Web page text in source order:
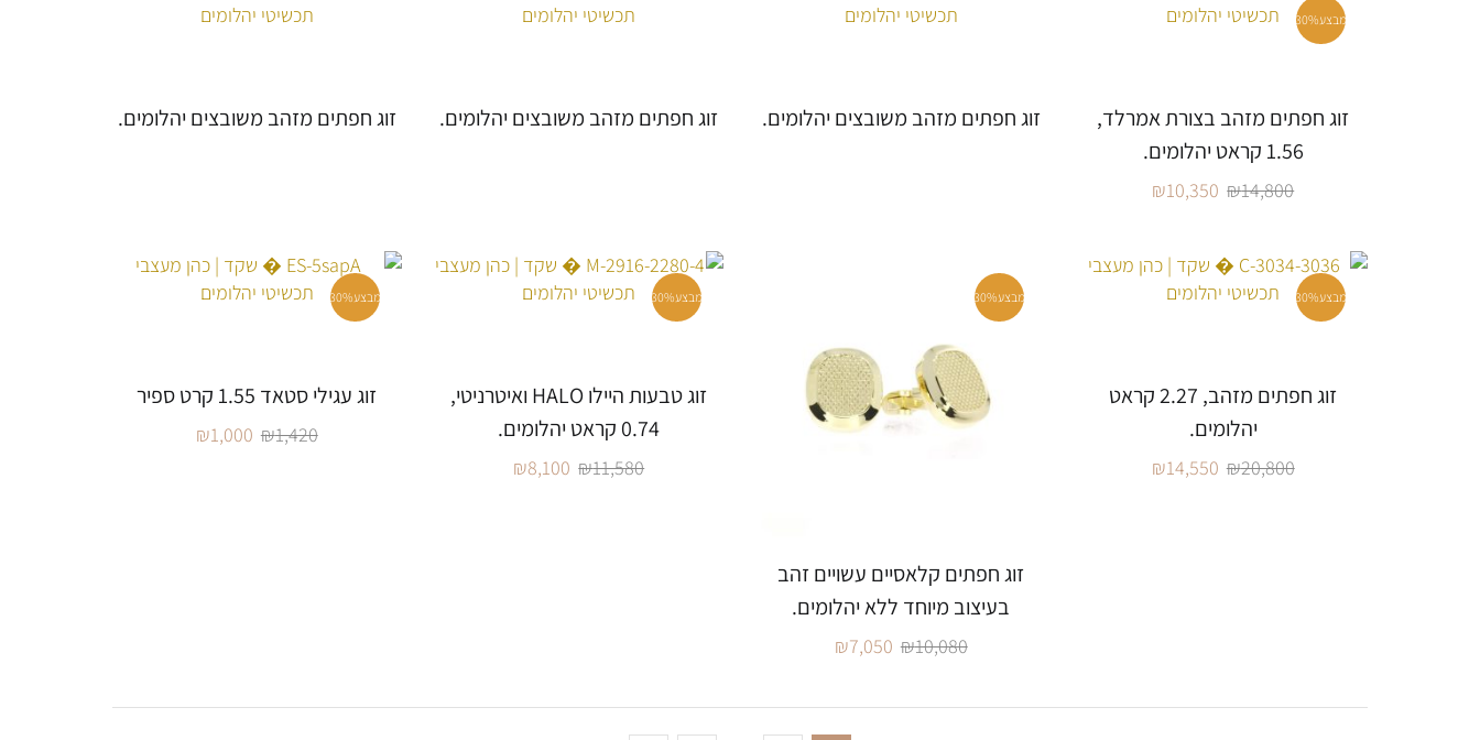
מבצע30%
זוג חפתים מזהב בצורת אמרלד,
1.56 קראט יהלומים.
₪14,800
₪10,350
זוג חפתים מזהב משובצים יהלומים. זוג חפתים מזהב משובצים יהלומים. זוג חפתים מזהב משובצים יהלומים.
מבצע30%
זוג חפתים מזהב, 2.27 קראט
יהלומים.
₪20,800
₪14,550
מבצע30%
זוג חפתים קלאסיים עשויים זהב
בעיצוב מיוחד ללא יהלומים.
₪10,080
₪7,050
מבצע30%
זוג טבעות היילו HALO ואיטרניטי,
0.74 קראט יהלומים.
₪11,580
₪8,100
מבצע30%
זוג עגילי סטאד 1.55 קרט ספיר
₪1,420
₪1,000